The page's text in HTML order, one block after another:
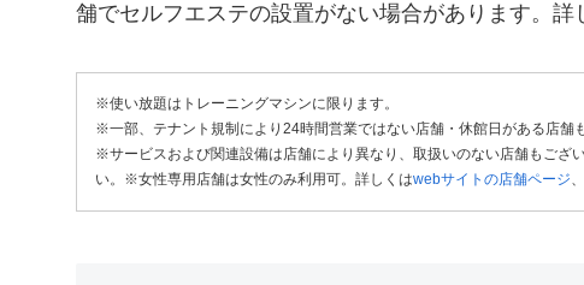
舗でセルフエステの設置がない場合があります。詳
※使い放題はトレーニングマシンに限ります。
※一部、テナント規制により24時間営業ではない店舗・休館日がある店舗
※サービスおよび関連設備は店舗により異なり、取扱いのない店舗もござ
い。※女性専用店舗は女性のみ利用可。詳しくはwebサイトの店舗ページ